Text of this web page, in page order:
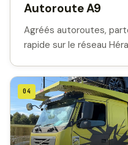
Autoroute A9
Agréés autoroutes,
rapide sur le réseau
04